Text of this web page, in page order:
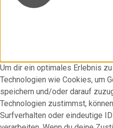
Um dir ein optimales Erlebnis
Technologien wie Cookies, um
speichern und/oder darauf
Technologien zustimmst,
Surfverhalten oder eindeutige